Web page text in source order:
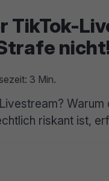
TikTok-
3 Min.
riskant ist,